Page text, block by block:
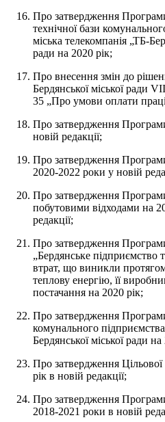
Про затвердження
технічної бази
міська телекомпанія „ТБ-
ради на 2020 рік;
Про внесення змін до
Бердянської міської ради
35 „Про умови оплати праці
Про затвердження
новій редакції;
Про затвердження
2020-2022 роки у новій
Про затвердження
побутовими відходами на
редакції;
Про затвердження
„Бердянське підприємство
втрат, що виникли
теплову енергію, її
постачання на 2020 рік;
Про затвердження
комунального
Бердянської міської ради на
Про затвердження
рік в новій редакції;
Про затвердження
2018-2021 роки в новій